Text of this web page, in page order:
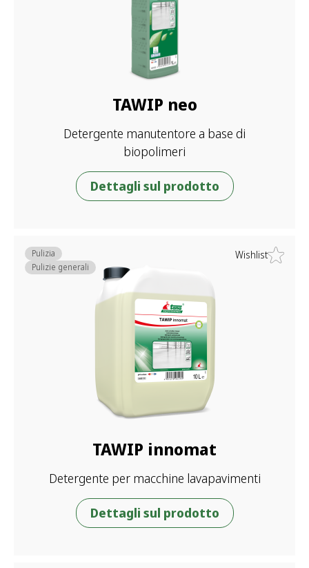
TAWIP neo
Detergente manutentore a base di
biopolimeri
Dettagli sul prodotto
Wishlist
TAWIP innomat
Detergente per macchine lavapavimenti
Pulizia
Pulizie generali
Dettagli sul prodotto